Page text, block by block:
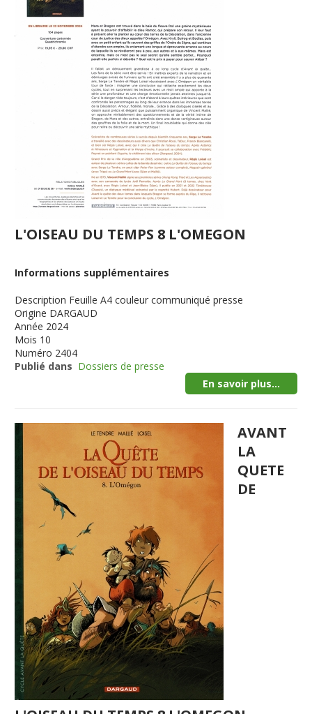
L'OISEAU DU TEMPS 8 L'OMEGON
Informations supplémentaires
Description Feuille A4 couleur communiqué presse
Origine DARGAUD
Année 2024
Mois 10
Numéro 2404
Publié dans Dossiers de presse
En savoir plus...
AVANT
LA
QUETE
DE